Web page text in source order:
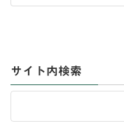
サイト内検索